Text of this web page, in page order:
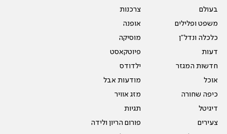
בעולם
משפט ופלילים
כלכלה ונדל"ן
דעות
חדשות המגזר
אוכל
כיפה שחורה
דיגיטל
צעירים
צרכנות
אופנה
מוסיקה
פיוטקאסט
ילדודס
מודעות אבל
מזג אוויר
תגיות
פורום הריון ולידה